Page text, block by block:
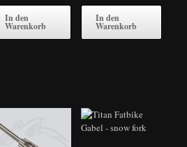
In den
Warenkorb
In den
Warenkorb